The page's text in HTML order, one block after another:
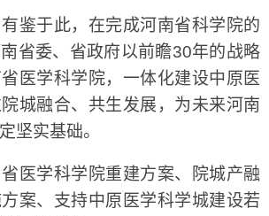
于此，在完成河南省科学院的
省委、省政府以前瞻30年的战略
医学科学院，一体化建设中原医
城融合、共生发展，为未来河南
坚实基础。
学科学院重建方案、院城产融
案、支持中原医学科学城建设若